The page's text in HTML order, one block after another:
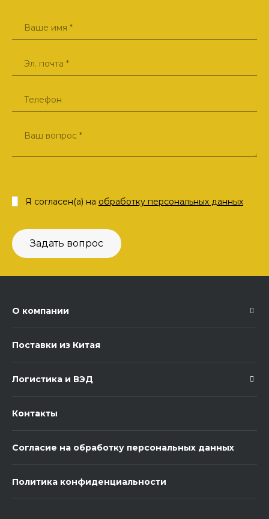
Задать вопрос
Я согласен(а) на обработку персональных данных
О компании
Поставки из Китая
Логистика и ВЭД
Контакты
Согласие на обработку персональных данных
Политика конфиденциальности